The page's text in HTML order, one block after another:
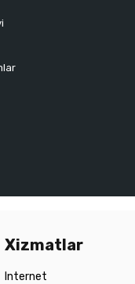
Xizmatlar
Internet